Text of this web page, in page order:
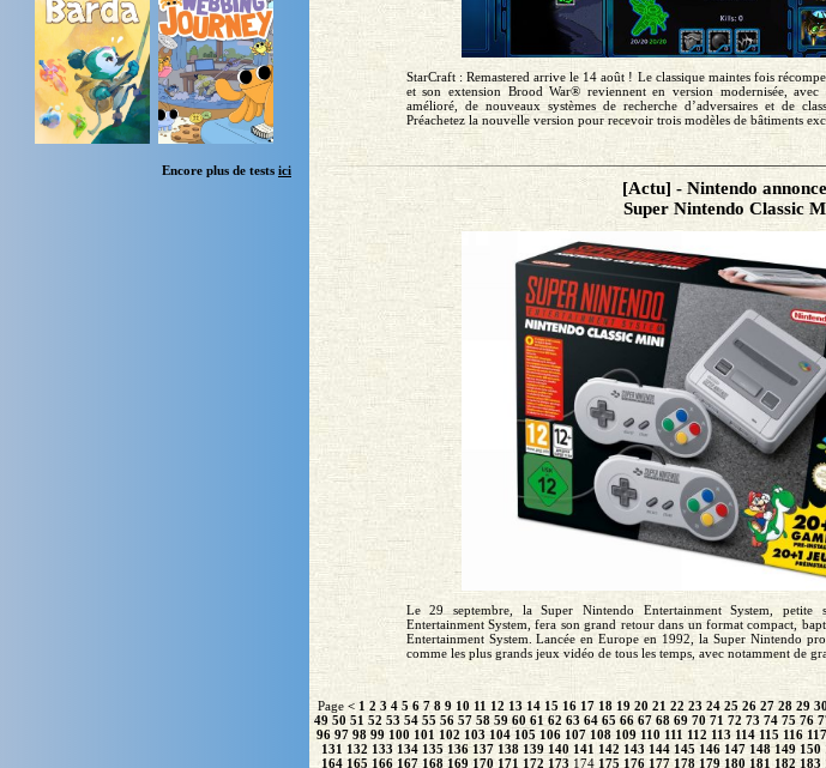
Encore plus de tests ici
StarCraft : Remastered arrive le 14 août ! Le classique maintes fois
et son extension Brood War® reviennent en version modernisée,
amélioré, de nouveaux systèmes de recherche d’adversaires et de
Préachetez la nouvelle version pour recevoir trois modèles de bâtiments
[Actu] - Nintendo
Super Nintendo Classic
Le 29 septembre, la Super Nintendo Entertainment System,
Entertainment System, fera son grand retour dans un format compact,
Entertainment System. Lancée en Europe en 1992, la Super Nintendo
comme les plus grands jeux vidéo de tous les temps, avec notamment de
Page < 1 2 3 4 5 6 7 8 9 10 11 12 13 14 15 16 17 18 19 20 21 22 23 24 25 26 27 28 29 30
49 50 51 52 53 54 55 56 57 58 59 60 61 62 63 64 65 66 67 68 69 70 71 72 73 74 75 76
96 97 98 99 100 101 102 103 104 105 106 107 108 109 110 111 112 113 114 115 116 117
131 132 133 134 135 136 137 138 139 140 141 142 143 144 145 146 147 148 149 150
164 165 166 167 168 169 170 171 172 173 174 175 176 177 178 179 180 181 182 183